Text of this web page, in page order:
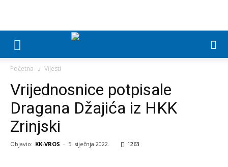
Početna Vijesti
Vrijednosnice potpisale
Dragana Džajića iz HKK
Zrinjski
Objavio: KK-VROS - 5. siječnja 2022. 1263